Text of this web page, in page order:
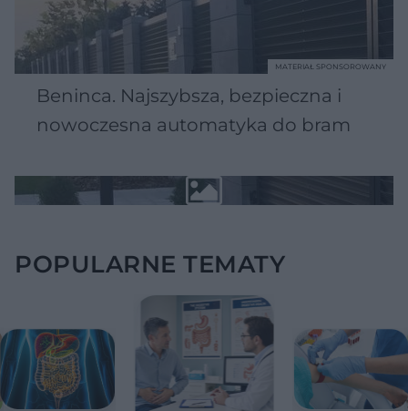
Beninca. Najszybsza, bezpieczna i
nowoczesna automatyka do bram
MATERIAŁ SPONSOROWANY
POPULARNE TEMATY